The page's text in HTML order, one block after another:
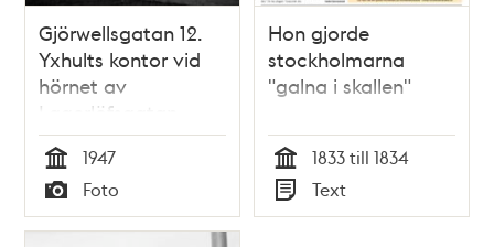
Gjörwellsgatan 12.
Yxhults kontor vid
hörnet av
Lagerlöfsgatan
Tid
1947
Typ
Foto
Hon gjorde
stockholmarna
"galna i skallen"
Tid
1833 till 1834
Typ
Text